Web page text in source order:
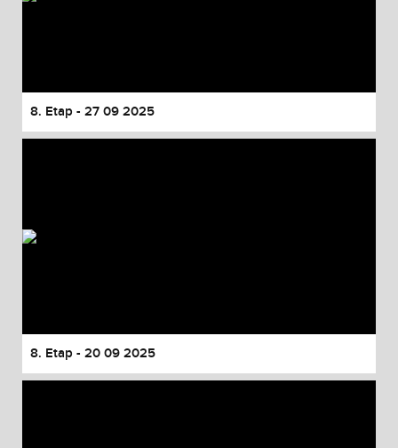
8. Etap - 27 09 2025
8. Etap - 20 09 2025